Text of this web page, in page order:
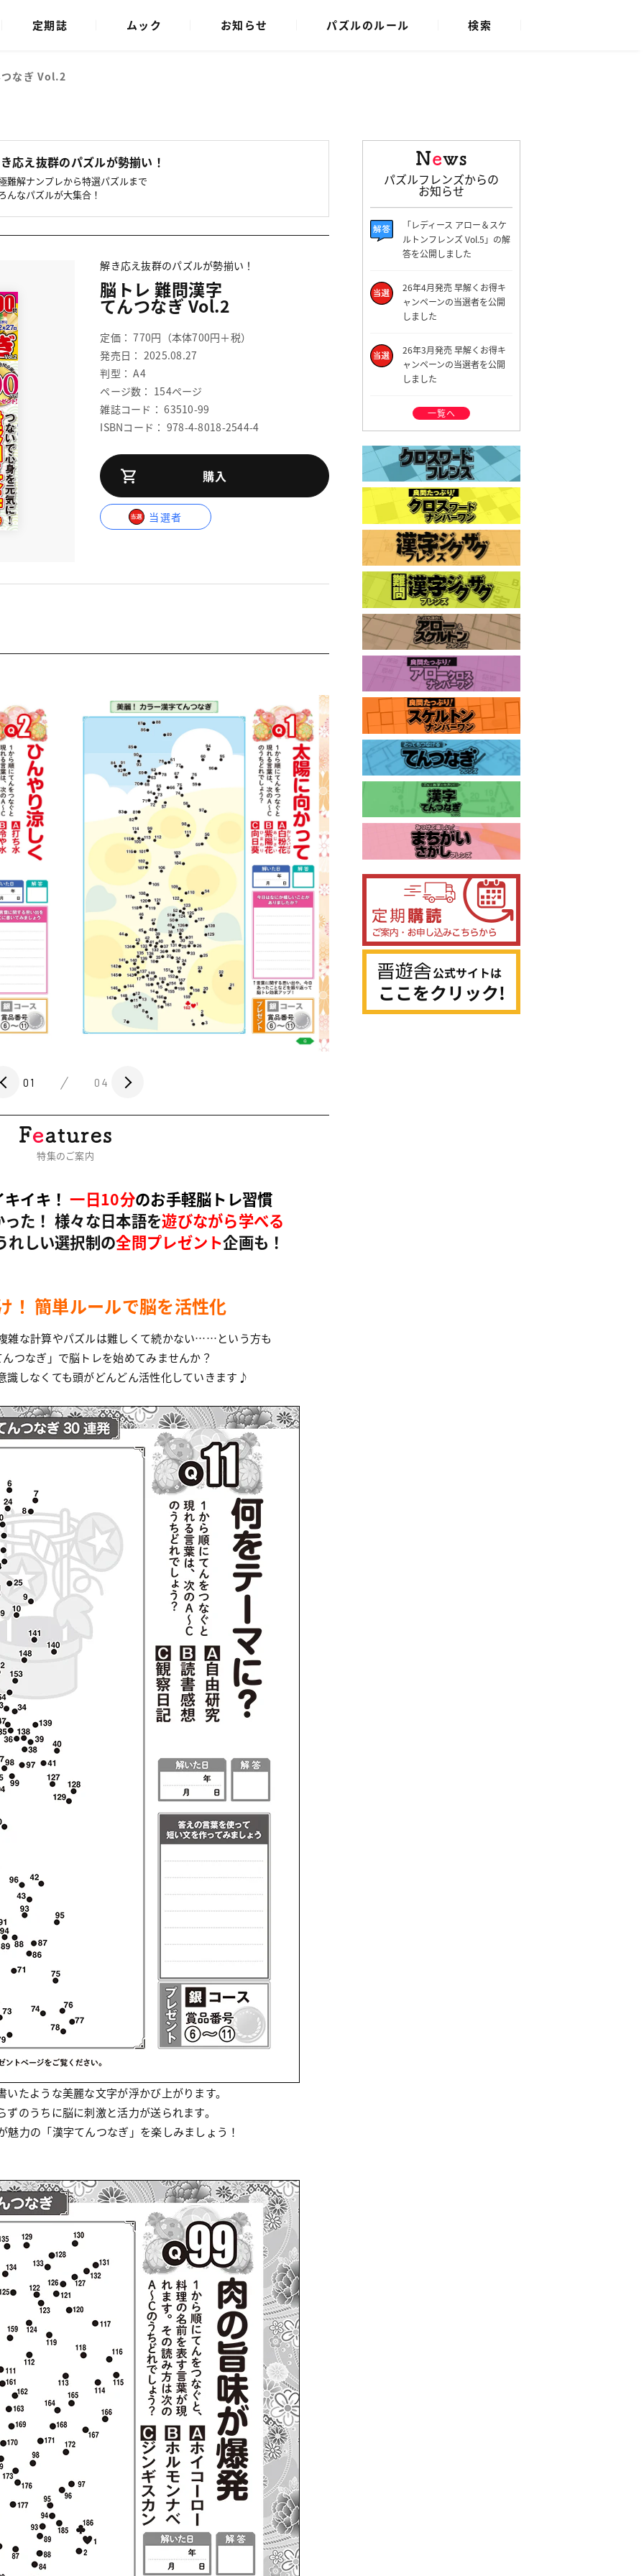
定期誌 ムック お知らせ パズルのルール 検索
なぎ Vol.2
応え抜群のパズルが勢揃い！
難解ナンプレから特選パズルまで
んなパズルが大集合！
解き応え抜群のパズルが勢揃い！
脳トレ 難問漢字
てんつなぎ Vol.2
定価： 770円（本体700円＋税）
発売日： 2025.08.27
判型： A4
ページ数： 154ページ
雑誌コード： 63510-99
ISBNコード： 978-4-8018-2544-4
購入
当選者
01 04
特集のご案内
イキ！ 一日10分のお手軽脳トレ習慣
た！ 様々な日本語を遊びながら学べる
しい選択制の全問プレゼント企画も！
！ 簡単ルールで脳を活性化
雑な計算やパズルは難しくて続かない……という方も
つなぎ」で脳トレを始めてみませんか？
識しなくても頭がどんどん活性化していきます♪
たような美麗な文字が浮かび上がります。
のうちに脳に刺激と活力が送られます。
力の「漢字てんつなぎ」を楽しみましょう！
パズルフレンズからの
お知らせ
「レディース アロー＆スケ
ルトンフレンズ Vol.5」の解
答を公開しました
26年4月発売 早解くお得キ
ャンペーンの当選者を公開
しました
26年3月発売 早解くお得キ
ャンペーンの当選者を公開
しました
一覧へ